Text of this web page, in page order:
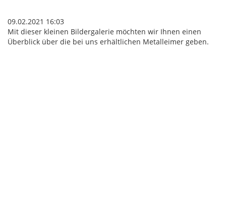
09.02.2021 16:03
Mit dieser kleinen Bildergalerie möchten wir Ihnen einen
Überblick über die bei uns erhältlichen Metalleimer geben.